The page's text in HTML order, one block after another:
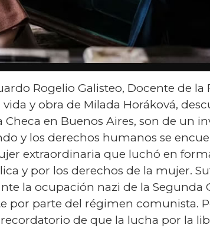
Rogelio Galisteo, Docente de
y obra de Milada Horáková,
en Buenos Aires, son de un
y los derechos humanos se
extraordinaria que luchó en
y por los derechos de la mujer.
la ocupación nazi de la Segunda
por parte del régimen comunista.
de que la lucha por la